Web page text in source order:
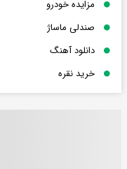
مزایده خودرو
صندلی ماساژ
دانلود آهنگ
خرید نقره